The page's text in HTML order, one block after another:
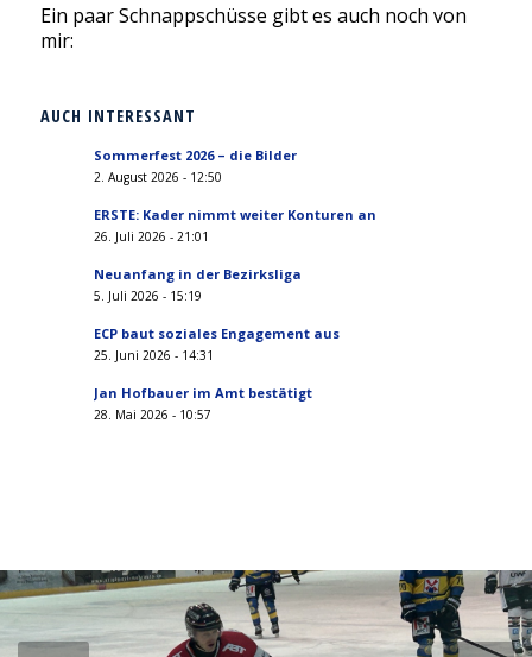
Ein paar Schnappschüsse gibt es auch noch von
mir:
AUCH INTERESSANT
Sommerfest 2026 – die Bilder
2. August 2026 - 12:50
ERSTE: Kader nimmt weiter Konturen an
26. Juli 2026 - 21:01
Neuanfang in der Bezirksliga
5. Juli 2026 - 15:19
ECP baut soziales Engagement aus
25. Juni 2026 - 14:31
Jan Hofbauer im Amt bestätigt
28. Mai 2026 - 10:57